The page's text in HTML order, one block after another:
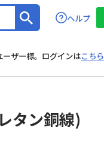
ヘルプ
ーザー様。ログインはこちら
タン銅線)